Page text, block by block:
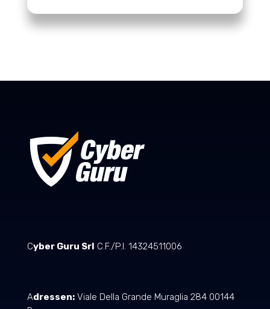
Cyber Guru Srl C.F./P.I. 14324511006
Adressen:Viale Della Grande Muraglia 284 00144